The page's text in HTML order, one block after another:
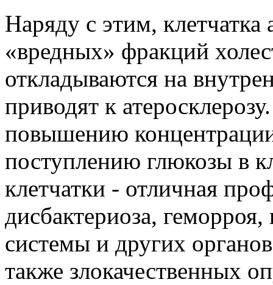
Наряду с этим,
«вредных» фракций
откладываются на
приводят к
повышению
поступлению глюкозы в
клетчатки - отличная
дисбактериоза,
системы и других
также злокачественных